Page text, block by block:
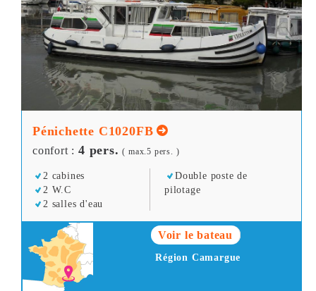
Pénichette C1020FB
confort : 4 pers. ( max.5 pers. )
2 cabines
2 W.C
2 salles d'eau
Double poste de
pilotage
Voir le bateau
Région Camargue